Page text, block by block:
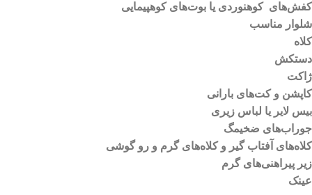
کفش‌های کوهنوردی یا بوت‌های کوهپیمایی
شلوار مناسب
کلاه
دستکش
ژاکت
کاپشن و کت‌های بارانی
بیس لایر یا لباس زیری
جوراب‌های ضخیمگ
کلاه‌های آفتاب گیر و کلاه‌های گرم و رو گوشی
زیر پیراهنی‌های گرم
عینک